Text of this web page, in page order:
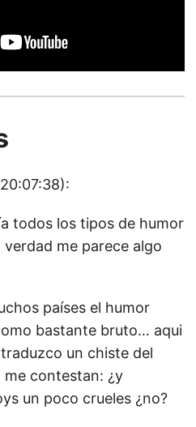
todos los tipos de humor
me parece algo
países el humor
bastante bruto… aqui
un chiste del
me contestan: ¿y
un poco crueles ¿no?